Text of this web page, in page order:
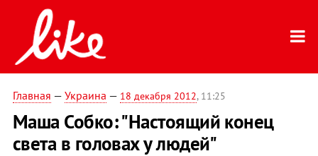
Главная — Украина — 18 декабря 2012, 11:25
Маша Собко: "Настоящий конец
света в головах у людей"